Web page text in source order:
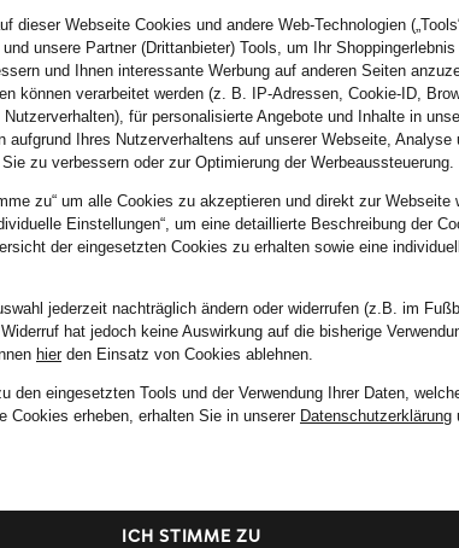
dieser Webseite Cookies und andere Web-Technologien
unsere Partner (Drittanbieter) Tools, um Ihr
und Ihnen interessante Werbung auf anderen Seiten
können verarbeitet werden (z. B. IP-Adressen, Cookie-ID,
für personalisierte Angebote und Inhalte in
aufgrund Ihres Nutzerverhaltens auf unserer Webseite, Analyse
zu verbessern oder zur Optimierung der Werbeaussteuerung.
zu“ um alle Cookies zu akzeptieren und direkt zur Webseite
Einstellungen“, um eine detaillierte Beschreibung der
der eingesetzten Cookies zu erhalten sowie eine
jederzeit nachträglich ändern oder widerrufen (z.B. im
hat jedoch keine Auswirkung auf die bisherige
hierden Einsatz von Cookies ablehnen.
den eingesetzten Tools und der Verwendung Ihrer Daten,
Cookies erheben, erhalten Sie in unserer Datenschutzerklärung
ICH STIMME ZU